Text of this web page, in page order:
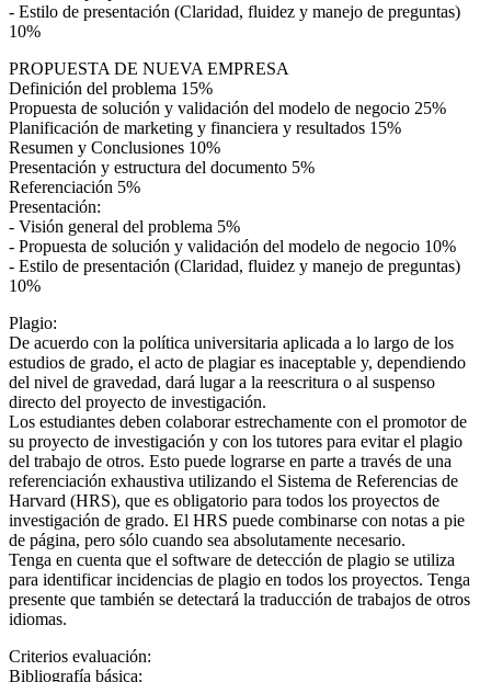
- Estilo de presentación (Claridad, fluidez y manejo de preguntas)
10%
PROPUESTA DE NUEVA EMPRESA
Definición del problema 15%
Propuesta de solución y validación del modelo de negocio 25%
Planificación de marketing y financiera y resultados 15%
Resumen y Conclusiones 10%
Presentación y estructura del documento 5%
Referenciación 5%
Presentación:
- Visión general del problema 5%
- Propuesta de solución y validación del modelo de negocio 10%
- Estilo de presentación (Claridad, fluidez y manejo de preguntas)
10%
Plagio:
De acuerdo con la política universitaria aplicada a lo largo de los
estudios de grado, el acto de plagiar es inaceptable y, dependiendo
del nivel de gravedad, dará lugar a la reescritura o al suspenso
directo del proyecto de investigación.
Los estudiantes deben colaborar estrechamente con el promotor de
su proyecto de investigación y con los tutores para evitar el plagio
del trabajo de otros. Esto puede lograrse en parte a través de una
referenciación exhaustiva utilizando el Sistema de Referencias de
Harvard (HRS), que es obligatorio para todos los proyectos de
investigación de grado. El HRS puede combinarse con notas a pie
de página, pero sólo cuando sea absolutamente necesario.
Tenga en cuenta que el software de detección de plagio se utiliza
para identificar incidencias de plagio en todos los proyectos. Tenga
presente que también se detectará la traducción de trabajos de otros
idiomas.
Criterios evaluación:
Bibliografía básica: